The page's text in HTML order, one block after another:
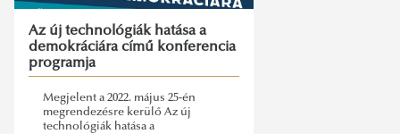
Az új technológiák hatása a
demokráciára című konferencia
programja
Megjelent a 2022. május 25-én
megrendezésre kerülő Az új
technológiák hatása a